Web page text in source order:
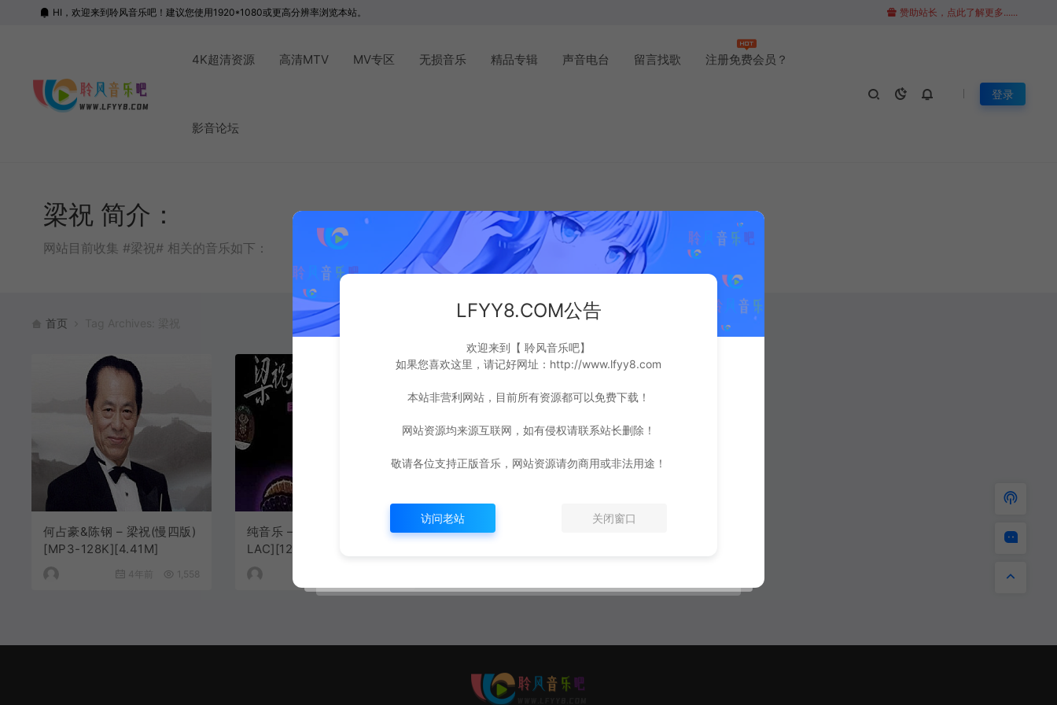
HI，欢迎来到聆风音乐吧！建议您使用1920*1080或更高分辨率浏览本站。 赞助站长，点此了解更多......
4K超清资源 高清MTV MV专区 无损音乐 精品专辑 声音电台 留言找歌 注册免费会员？
影音论坛
登录
梁祝 简介：
网站目前收集 #梁祝# 相关的音乐如下：
首页
何占豪&陈钢 – 梁祝(慢四版)
[MP3-128K][4.41M]
4年前 1,558
纯音乐 – 梁祝[MP3-320K/F
LAC][12.4M/32.1M]
LFYY8.COM公告
欢迎来到【 聆风音乐吧】
如果您喜欢这里，请记好网址：http://www.lfyy8.com
本站非营利网站，目前所有资源都可以免费下载！
网站资源均来源互联网，如有侵权请联系站长删除！
敬请各位支持正版音乐，网站资源请勿商用或非法用途！
访问老站 关闭窗口